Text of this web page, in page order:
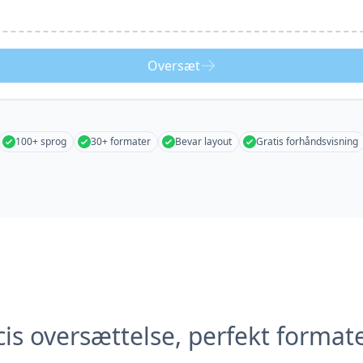
Oversæt
100+ sprog 30+ formater Bevar layout Gratis forhåndsvisning
oversættelse, perfekt